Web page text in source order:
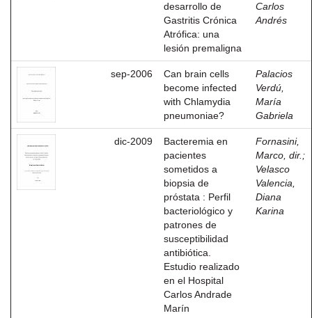
desarrollo de
Gastritis Crónica
Atrófica: una
lesión premaligna
Carlos
Andrés
sep-2006
Can brain cells
become infected
with Chlamydia
pneumoniae?
Palacios
Verdú,
María
Gabriela
dic-2009
Bacteremia en
pacientes
sometidos a
biopsia de
próstata : Perfil
bacteriológico y
patrones de
susceptibilidad
antibiótica.
Estudio realizado
en el Hospital
Carlos Andrade
Marín
Fornasini,
Marco, dir. ;
Velasco
Valencia,
Diana
Karina